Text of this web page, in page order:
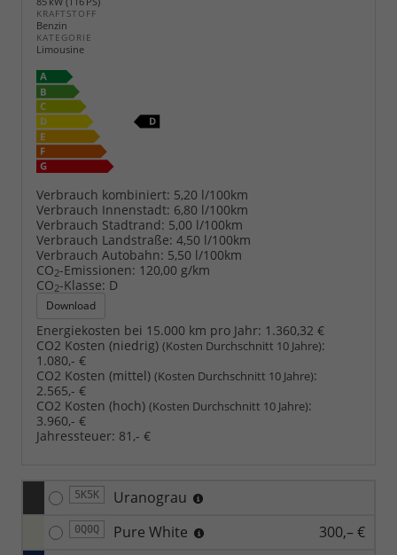
KRAFTSTOFF
Benzin
KATEGORIE
Limousine
Verbrauch kombiniert: 5,20 l/100km
Verbrauch Innenstadt: 6,80 l/100km
Verbrauch Stadtrand: 5,00 l/100km
Verbrauch Landstraße: 4,50 l/100km
Verbrauch Autobahn: 5,50 l/100km
CO2-Emissionen: 120,00 g/km
CO2-Klasse: D
Download
Energiekosten bei 15.000 km pro Jahr: 1.360,32 €
CO2 Kosten (niedrig) (Kosten Durchschnitt 10 Jahre):
1.080,- €
CO2 Kosten (mittel) (Kosten Durchschnitt 10 Jahre):
2.565,- €
CO2 Kosten (hoch) (Kosten Durchschnitt 10 Jahre):
3.960,- €
Jahressteuer: 81,- €
5K5K Uranograu
0Q0Q Pure White 300,– €